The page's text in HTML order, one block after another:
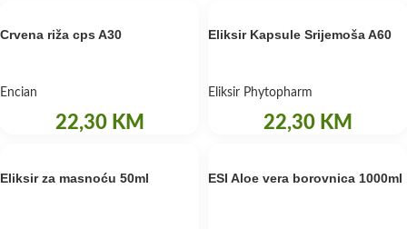
Crvena riža cps A30
Encian
22,30 KM
Eliksir Kapsule Srijemoša A60
Eliksir Phytopharm
22,30 KM
Eliksir za masnoću 50ml ESI Aloe vera borovnica 1000ml